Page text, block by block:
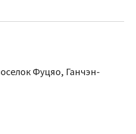
Фуцяо, Ганчэн-